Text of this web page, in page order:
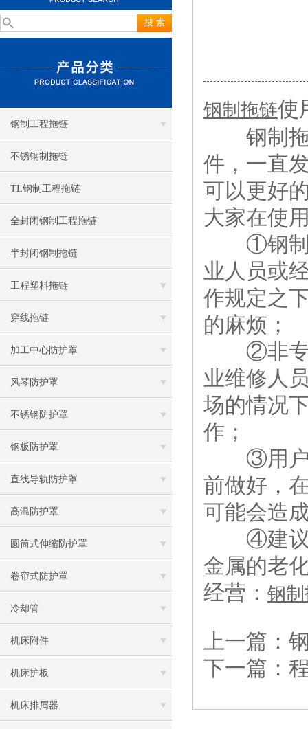
钢制工程拖链
不锈钢制拖链
TL钢制工程拖链
全封闭钢制工程拖链
半封闭钢制拖链
工程塑料拖链
穿线拖链
加工中心防护罩
风琴防护罩
不锈钢防护罩
钢板防护罩
直线导轨防护罩
高温防护罩
圆筒式伸缩防护罩
卷帘式防护罩
冷却管
机床附件
机床护板
机床排屑器
钢制拖链使
钢制拖
件，一直
可以更好
大家在使
①钢制拖
业人员或
作规定之
的麻烦；
②非专业
业维修人
场的情况
作；
③用户可
前做好，
可能会造
④建议在
金属的老
经营： 钢
上一篇：
下一篇：